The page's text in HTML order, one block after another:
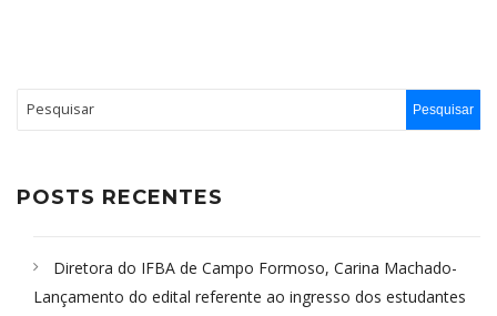
POSTS RECENTES
Diretora do IFBA de Campo Formoso, Carina Machado-
Lançamento do edital referente ao ingresso dos estudantes